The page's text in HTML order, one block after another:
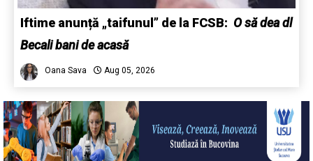
Iftime anunță „taifunul” de la FCSB: O să dea dl
Becali bani de acasă
Oana Sava Aug 05, 2026